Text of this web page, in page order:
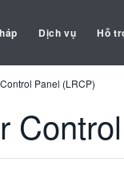
Dịch vụ Hỗ
Panel (LRCP)